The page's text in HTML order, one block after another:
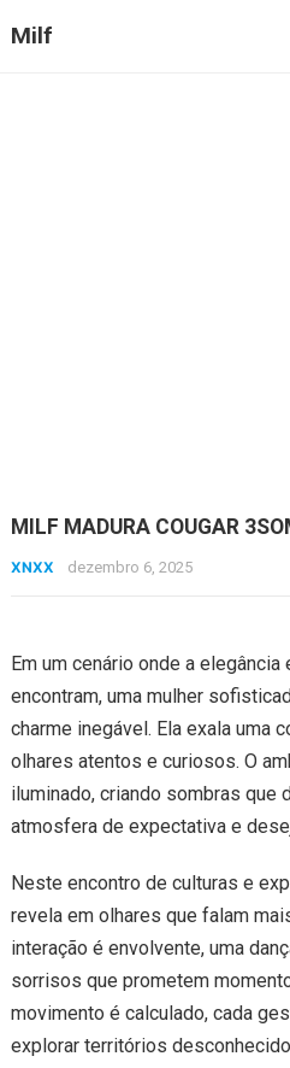
Milf
MILF MADURA COUGAR
XNXX dezembro 6, 2025
Em um cenário onde a
encontram, uma mulher
charme inegável. Ela exala uma
olhares atentos e curiosos. O
iluminado, criando sombras que
atmosfera de expectativa e
Neste encontro de culturas e
revela em olhares que falam
interação é envolvente, uma
sorrisos que prometem
movimento é calculado, cada
explorar territórios